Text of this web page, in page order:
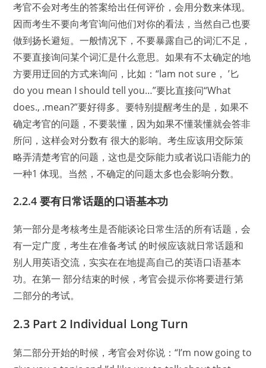
考官不会对考生的答案给出任何评价，会用分数来体现。
因而考生不要向考官询问他们对你的看法，当然自己也要
做到扬长避短。一般情况下，不要暴露自己的词汇不足，
不要直接询问某个词汇是什么意思。如果有不太确定的地
方要用迂回的方式来询问，比如：“lam not sure， ’匕
do you mean I should tell you…”要比直接问“What
does., .mean?”要好得多。要特别提醒考生的是，如果不
确定考官的问题，不要装懂，因为如果不懂装懂就会答非
所问，这样会对分数有 很大的影响。考生应该用交际策
略弄清楚考官的问题，这也是交际能力或者说口语能力的
一种1 体现。当然，不确定的问题太多也会影响分数。
2.2.4 要有日常话题的口语基本功
第一部分是考核考生是否能谈论日常生活的所有话题，会
有一定广度，考生在准备考试 的时候应该就日常话题和
别人用英语交流，实实在在地提高自己的英语口语基本
功。在第一 部分结束的时候，考官会提示你将要进行第
二部分的考试。
2.3 Part 2 Individual Long Turn
第二部分开始的时候，考官会对你说：“I’m now going to